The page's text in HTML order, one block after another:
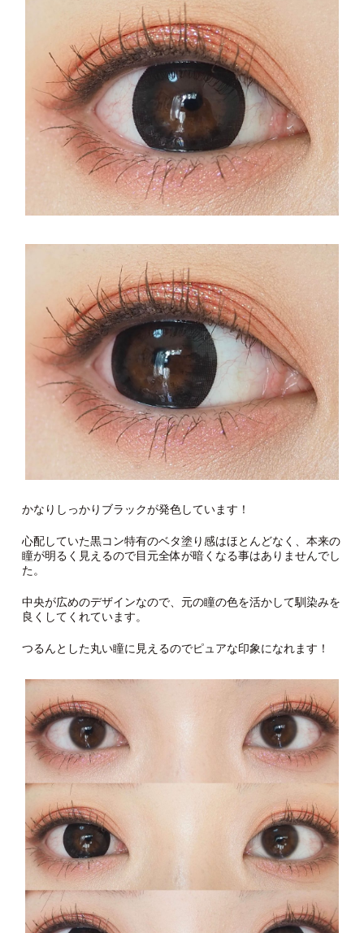
かなりしっかりブラックが発色しています！
心配していた黒コン特有のベタ塗り感はほとんどなく、本来の
瞳が明るく見えるので目元全体が暗くなる事はありませんでし
た。
中央が広めのデザインなので、元の瞳の色を活かして馴染みを
良くしてくれています。
つるんとした丸い瞳に見えるのでピュアな印象になれます！